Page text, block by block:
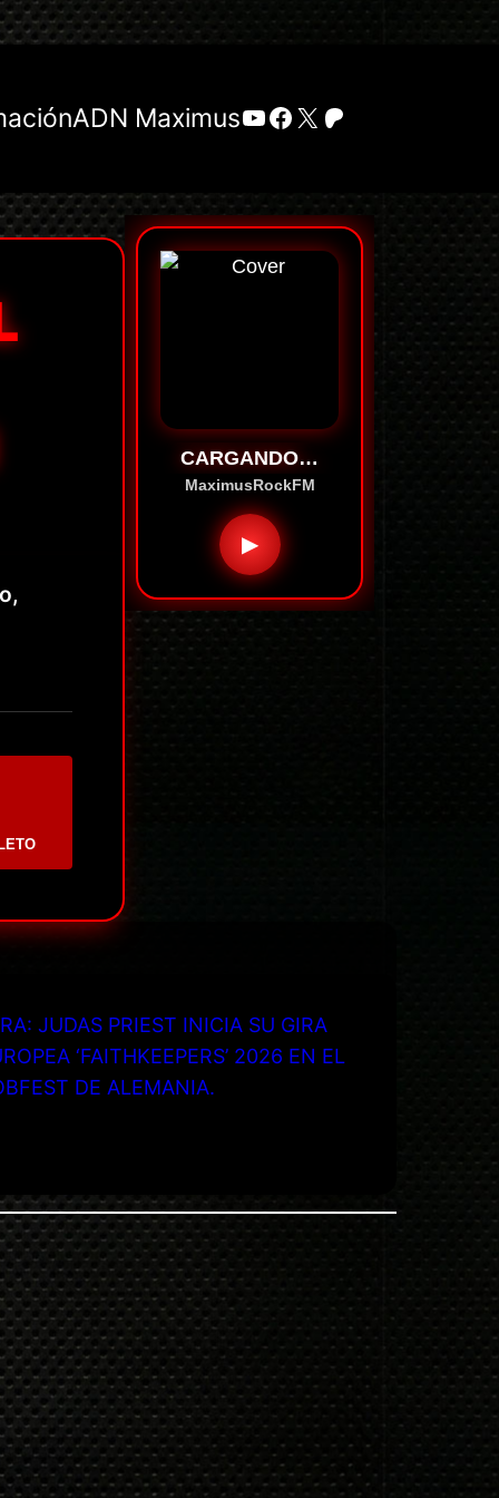
ADN MaximusYouTube
Facebook
X Patreon
CARGANDO…
MaximusRockFM
▶
JUDAS PRIEST INICIA SU GIRA
‘FAITHKEEPERS’ 2026 EN EL
DE ALEMANIA.